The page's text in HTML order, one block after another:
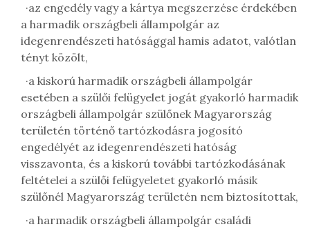
·az engedély vagy a kártya megszerzése érdekében
a harmadik országbeli állampolgár az
idegenrendészeti hatósággal hamis adatot, valótlan
tényt közölt,
·a kiskorú harmadik országbeli állampolgár
esetében a szülői felügyelet jogát gyakorló harmadik
országbeli állampolgár szülőnek Magyarország
területén történő tartózkodásra jogosító
engedélyét az idegenrendészeti hatóság
visszavonta, és a kiskorú további tartózkodásának
feltételei a szülői felügyeletet gyakorló másik
szülőnél Magyarország területén nem biztosítottak,
·a harmadik országbeli állampolgár családi